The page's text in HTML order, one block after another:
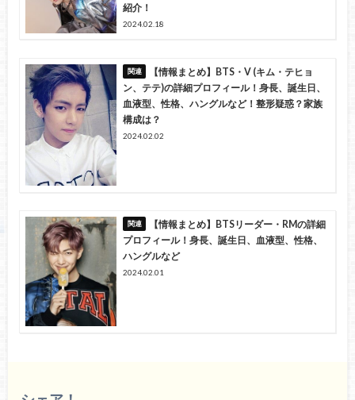
紹介！
2024.02.18
【情報まとめ】BTS・V (キム・テヒョ
ン、テテ)の詳細プロフィール！身長、誕生日、
血液型、性格、ハングルなど！整形疑惑？家族
構成は？
2024.02.02
【情報まとめ】BTSリーダー・RMの詳細
プロフィール！身長、誕生日、血液型、性格、
ハングルなど
2024.02.01